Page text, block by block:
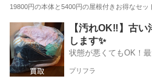
19800円の本体と5400円の屋根付きお得なセ
埼玉 越谷市 越谷レイクタウン駅
【汚れOK‼️】古
します✨
状態が悪くてもOK！
プリフラ